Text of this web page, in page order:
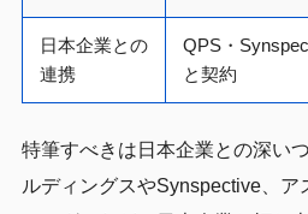
日本企業との
連携
QPS・
と契約
特筆すべきは日本企業との深い
ルディングスやSynspective、